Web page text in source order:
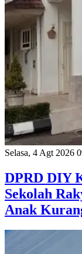
Selasa, 4 Agt 2026
DPRD DIY
Sekolah
Anak